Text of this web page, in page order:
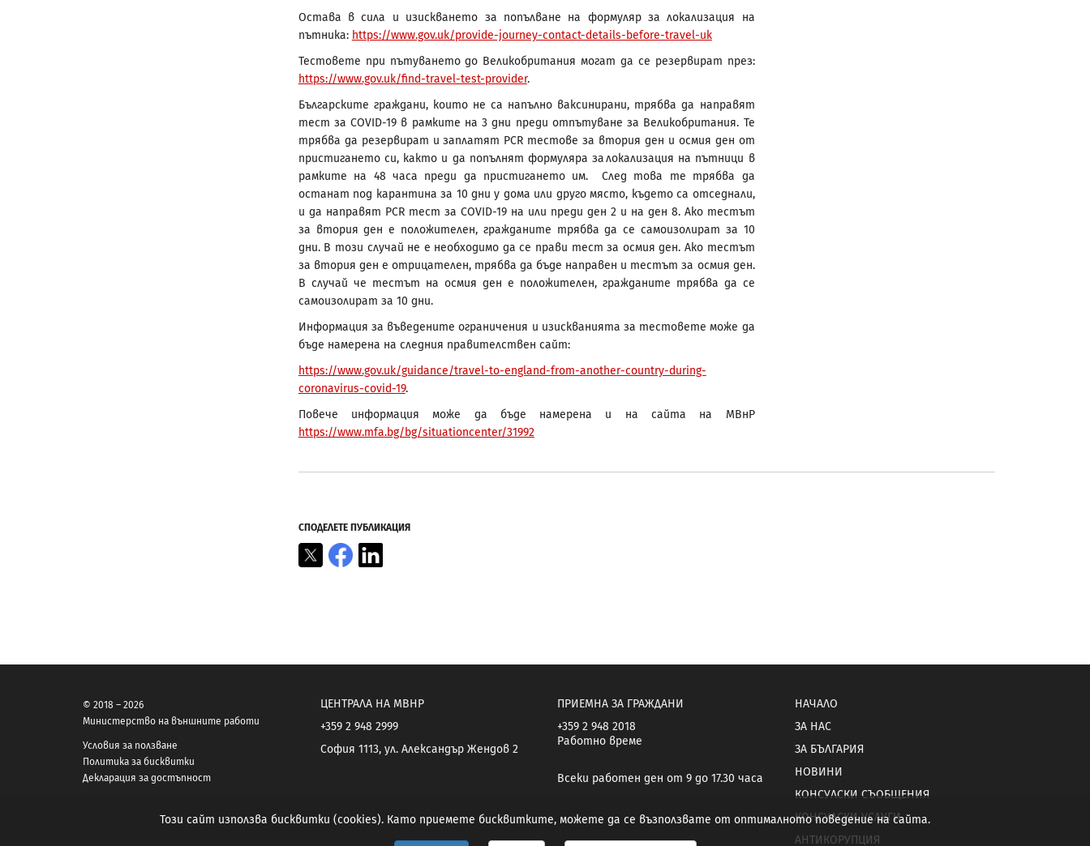
Остава в сила и изискването за попълване на формуляр за локализация на
пътника: https://www.gov.uk/provide-journey-contact-details-before-travel-uk
Тестовете при пътуването до Великобритания могат да се резервират през:
https://www.gov.uk/find-travel-test-provider.
Българските граждани, които не са напълно ваксинирани, трябва да направят
тест за COVID-19 в рамките на 3 дни преди отпътуване за Великобритания. Те
трябва да резервират и заплатят PCR тестове за втория ден и осмия ден от
пристигането си, както и да попълнят формуляра за локализация на пътници в
рамките на 48 часа преди да пристигането им. След това те трябва да
останат под карантина за 10 дни у дома или друго място, където са отседнали,
и да направят PCR тест за COVID-19 на или преди ден 2 и на ден 8. Ако тестът
за втория ден е положителен, гражданите трябва да се самоизолират за 10
дни. В този случай не е необходимо да се прави тест за осмия ден. Ако тестът
за втория ден е отрицателен, трябва да бъде направен и тестът за осмия ден.
В случай че тестът на осмия ден е положителен, гражданите трябва да се
самоизолират за 10 дни.
Информация за въведените ограничения и изискванията за тестовете може да
бъде намерена на следния правителствен сайт:
https://www.gov.uk/guidance/travel-to-england-from-another-country-during-
coronavirus-covid-19.
Повече информация може да бъде намерена и на сайта на МВнР
https://www.mfa.bg/bg/situationcenter/31992
СПОДЕЛЕТЕ ПУБЛИКАЦИЯ
X Facebook
© 2018 – 2026
Министерство на външните работи
Условия за ползване
Политика за бисквитки
Декларация за достъпност
ЦЕНТРАЛА НА МВНР
+359 2 948 2999
София 1113, ул. Александър Жендов 2
ПРИЕМНА ЗА ГРАЖДАНИ
+359 2 948 2018
Работно време
Всеки работен ден от 9 до 17.30 часа
НАЧАЛО
ЗА НАС
ЗА БЪЛГАРИЯ
НОВИНИ
КОНСУЛСКИ СЪОБЩЕНИЯ
КОНСУЛСКИ УСЛУГИ
АНТИКОРУПЦИЯ
Този сайт използва бисквитки (cookies). Като приемете бисквитките, можете да се възползвате от оптималното поведение на сайта.